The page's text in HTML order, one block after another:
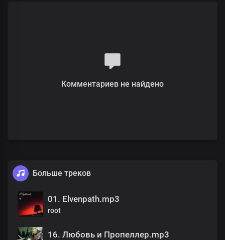
Комментариев не найдено
Больше треков
01. Elvenpath.mp3
root
16. Любовь и Пропеллер.mp3